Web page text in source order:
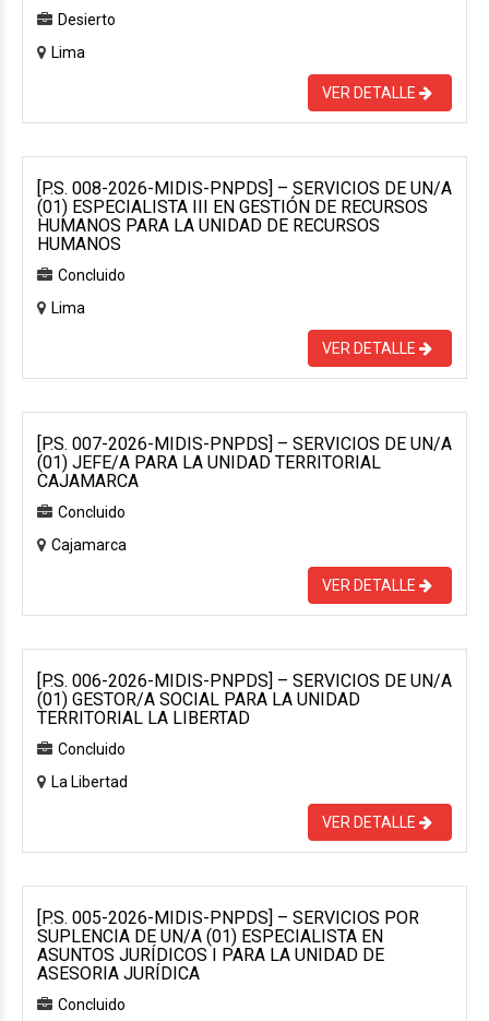
Desierto
Lima
VER DETALLE
[P.S. 008-2026-MIDIS-PNPDS] – SERVICIOS DE UN/A
(01) ESPECIALISTA III EN GESTIÓN DE RECURSOS
HUMANOS PARA LA UNIDAD DE RECURSOS
HUMANOS
Concluido
Lima
VER DETALLE
[P.S. 007-2026-MIDIS-PNPDS] – SERVICIOS DE UN/A
(01) JEFE/A PARA LA UNIDAD TERRITORIAL
CAJAMARCA
Concluido
Cajamarca
VER DETALLE
[P.S. 006-2026-MIDIS-PNPDS] – SERVICIOS DE UN/A
(01) GESTOR/A SOCIAL PARA LA UNIDAD
TERRITORIAL LA LIBERTAD
Concluido
La Libertad
VER DETALLE
[P.S. 005-2026-MIDIS-PNPDS] – SERVICIOS POR
SUPLENCIA DE UN/A (01) ESPECIALISTA EN
ASUNTOS JURÍDICOS I PARA LA UNIDAD DE
ASESORIA JURÍDICA
Concluido